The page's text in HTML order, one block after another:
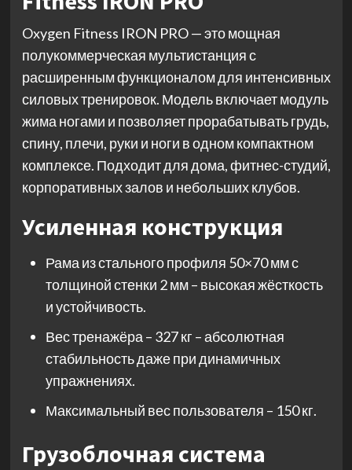
Oxygen Fitness IRON PRO — это мощная
полукоммерческая мультистанция с
расширенным функционалом для интенсивных
силовых тренировок. Модель включает модуль
жима ногами и позволяет прорабатывать грудь,
спину, плечи, руки и ноги в одном компактном
комплексе. Подходит для дома, фитнес-студий,
корпоративных залов и небольших клубов.
Усиленная конструкция
Рама из стального профиля 50×70 мм с
толщиной стенки 2 мм – высокая жёсткость
и устойчивость.
Вес тренажёра – 327 кг – абсолютная
стабильность даже при динамичных
упражнениях.
Максимальный вес пользователя – 150 кг.
Грузоблочная система